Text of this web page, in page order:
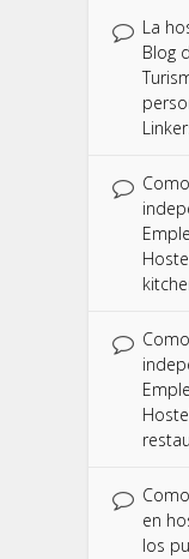
La
Blog
en
los